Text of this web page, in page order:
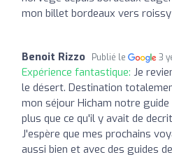
mon billet bordeaux vers roissy
Benoit Rizzo Publié le 3
Expérience fantastique: Je
le désert. Destination
mon séjour Hicham notre
plus que ce qu'il y avait de
J'espère que mes prochains
aussi bien et avec des guides